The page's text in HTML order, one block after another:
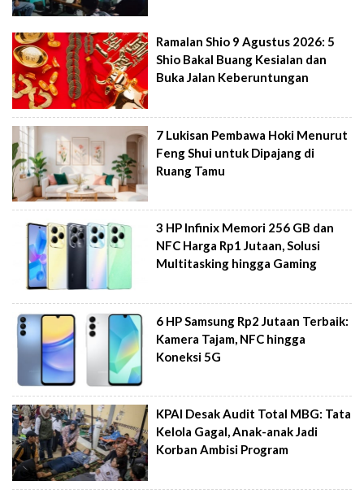
Ramalan Shio 9 Agustus 2026: 5
Shio Bakal Buang Kesialan dan
Buka Jalan Keberuntungan
7 Lukisan Pembawa Hoki Menurut
Feng Shui untuk Dipajang di
Ruang Tamu
3 HP Infinix Memori 256 GB dan
NFC Harga Rp1 Jutaan, Solusi
Multitasking hingga Gaming
6 HP Samsung Rp2 Jutaan Terbaik:
Kamera Tajam, NFC hingga
Koneksi 5G
KPAI Desak Audit Total MBG: Tata
Kelola Gagal, Anak-anak Jadi
Korban Ambisi Program